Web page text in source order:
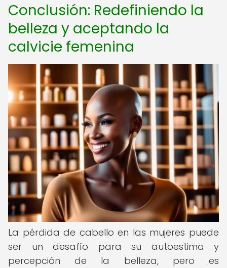
Conclusión: Redefiniendo la
belleza y aceptando la
calvicie femenina
La pérdida de cabello en las mujeres puede
ser un desafío para su autoestima y
percepción de la belleza, pero es